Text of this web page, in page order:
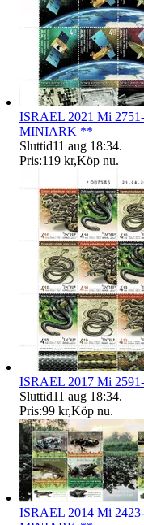
ISRAEL 2021 Mi
MINIARK **
Sluttid11 aug 18:34.
Pris:119 kr,Köp nu.
ISRAEL 2017 Mi
Sluttid11 aug 18:34.
Pris:99 kr,Köp nu.
ISRAEL 2014 Mi